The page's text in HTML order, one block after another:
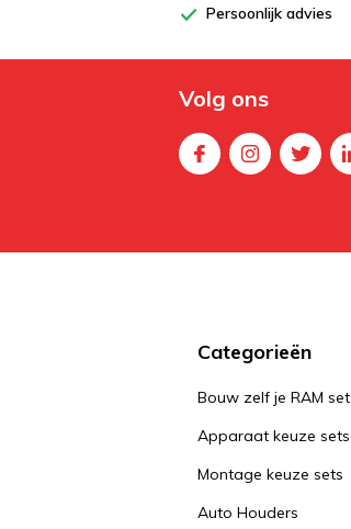
Persoonlijk advies
Volg ons
Categorieën
Bouw zelf je RAM set
Apparaat keuze sets
Montage keuze sets
Auto Houders